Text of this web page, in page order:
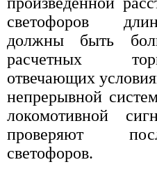
светофоров
должны быть
расчетных
отвечающих
непрерывной
локомотивной
проверяют
светофоров.